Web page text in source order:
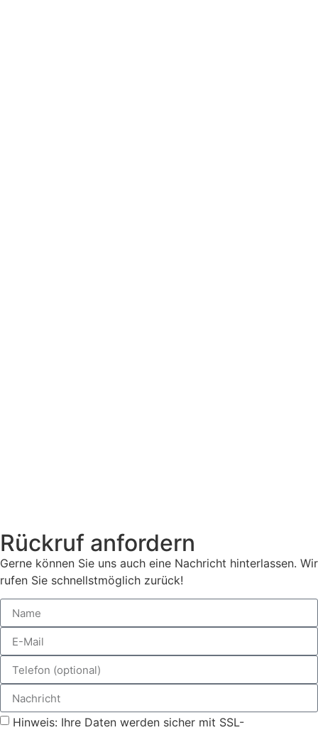
Rückruf anfordern
Gerne können Sie uns auch eine Nachricht hinterlassen. Wir
rufen Sie schnellstmöglich zurück!
Hinweis: Ihre Daten werden sicher mit SSL-